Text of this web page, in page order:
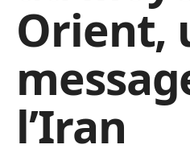
Orient,
l’Iran